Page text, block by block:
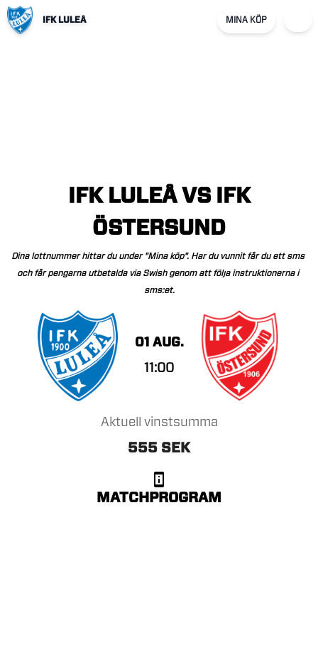
IFK LULEÅ MINA KÖP
IFK LULEÅ VS
IFK
ÖSTERSUND
Dina lottnummer hittar du under "Mina köp". Har du vunnit får du ett sms
och får pengarna utbetalda via Swish genom att följa instruktionerna i
sms:et.
01 AUG.
11:00
Aktuell vinstsumma
555 SEK
MATCHPROGRAM